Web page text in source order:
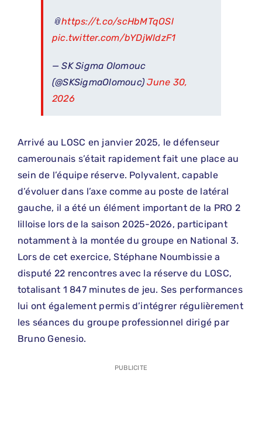
📎https://t.co/scHbMTqOSl
pic.twitter.com/bYDjWldzF1
— SK Sigma Olomouc
(@SKSigmaOlomouc)June 30,
2026
Arrivé au LOSC en janvier 2025, le défenseur
camerounais s’était rapidement fait une place au
sein de l’équipe réserve. Polyvalent, capable
d’évoluer dans l’axe comme au poste de latéral
gauche, il a été un élément important de la PRO 2
lilloise lors de la saison 2025-2026, participant
notamment à la montée du groupe en National 3.
Lors de cet exercice, Stéphane Noumbissie a
disputé 22 rencontres avec la réserve du LOSC,
totalisant 1 847 minutes de jeu. Ses performances
lui ont également permis d’intégrer régulièrement
les séances du groupe professionnel dirigé par
Bruno Genesio.
PUBLICITE